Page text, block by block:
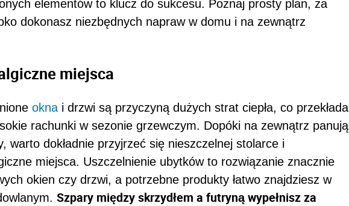
elementów to klucz do sukcesu. Poznaj prosty plan, za
dokonasz niezbędnych napraw w domu i na zewnątrz
miejsca
okna i drzwi są przyczyną dużych strat ciepła, co przekłada
rachunki w sezonie grzewczym. Dopóki na zewnątrz panują
warto dokładnie przyjrzeć się nieszczelnej stolarce i
miejsca. Uszczelnienie ubytków to rozwiązanie znacznie
okien czy drzwi, a potrzebne produkty łatwo znajdziesz w
Szpary między skrzydłem a futryną wypełnisz za